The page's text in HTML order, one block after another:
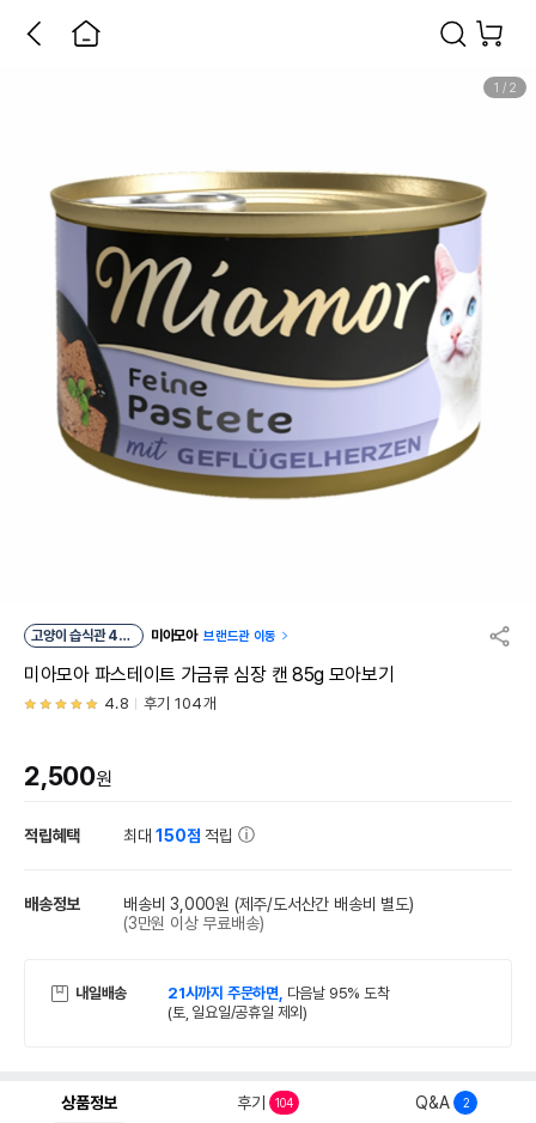
1 / 2
고양이 습식관 48
미아모아 브랜드관 이동
미아모아 파스테이트 가금류 심장 캔 85g 모아보기
4.8 후기 104개
2,500원
적립혜택 최대150점 적립
배송정보 배송비 3,000원 (제주/도서산간 배송비 별도)
(3만원 이상 무료배송)
내일배송 21시까지 주문하면, 다음날 95% 도착
(토, 일요일/공휴일 제외)
상품정보 후기 104 Q&A 2